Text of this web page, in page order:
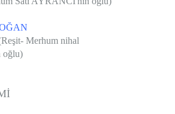
Merhum nihal
oğlu)